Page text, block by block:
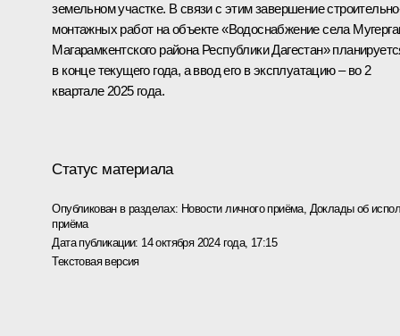
земельном участке. В связи с этим завершение
монтажных работ на объекте «Водоснабжение села
Магарамкентского района Республики Дагестан»
в конце текущего года, а ввод его в эксплуатацию – во 2
квартале 2025 года.
Статус материала
Опубликован в разделах: Новости личного приёма, Доклады об
приёма
Дата публикации: 14 октября 2024 года, 17:15
Текстовая версия